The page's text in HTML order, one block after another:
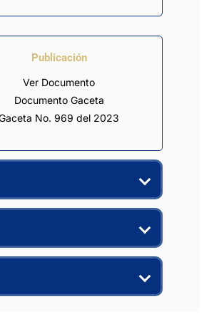
Publicación
Ver Documento
Documento Gaceta
No. 969 del 2023